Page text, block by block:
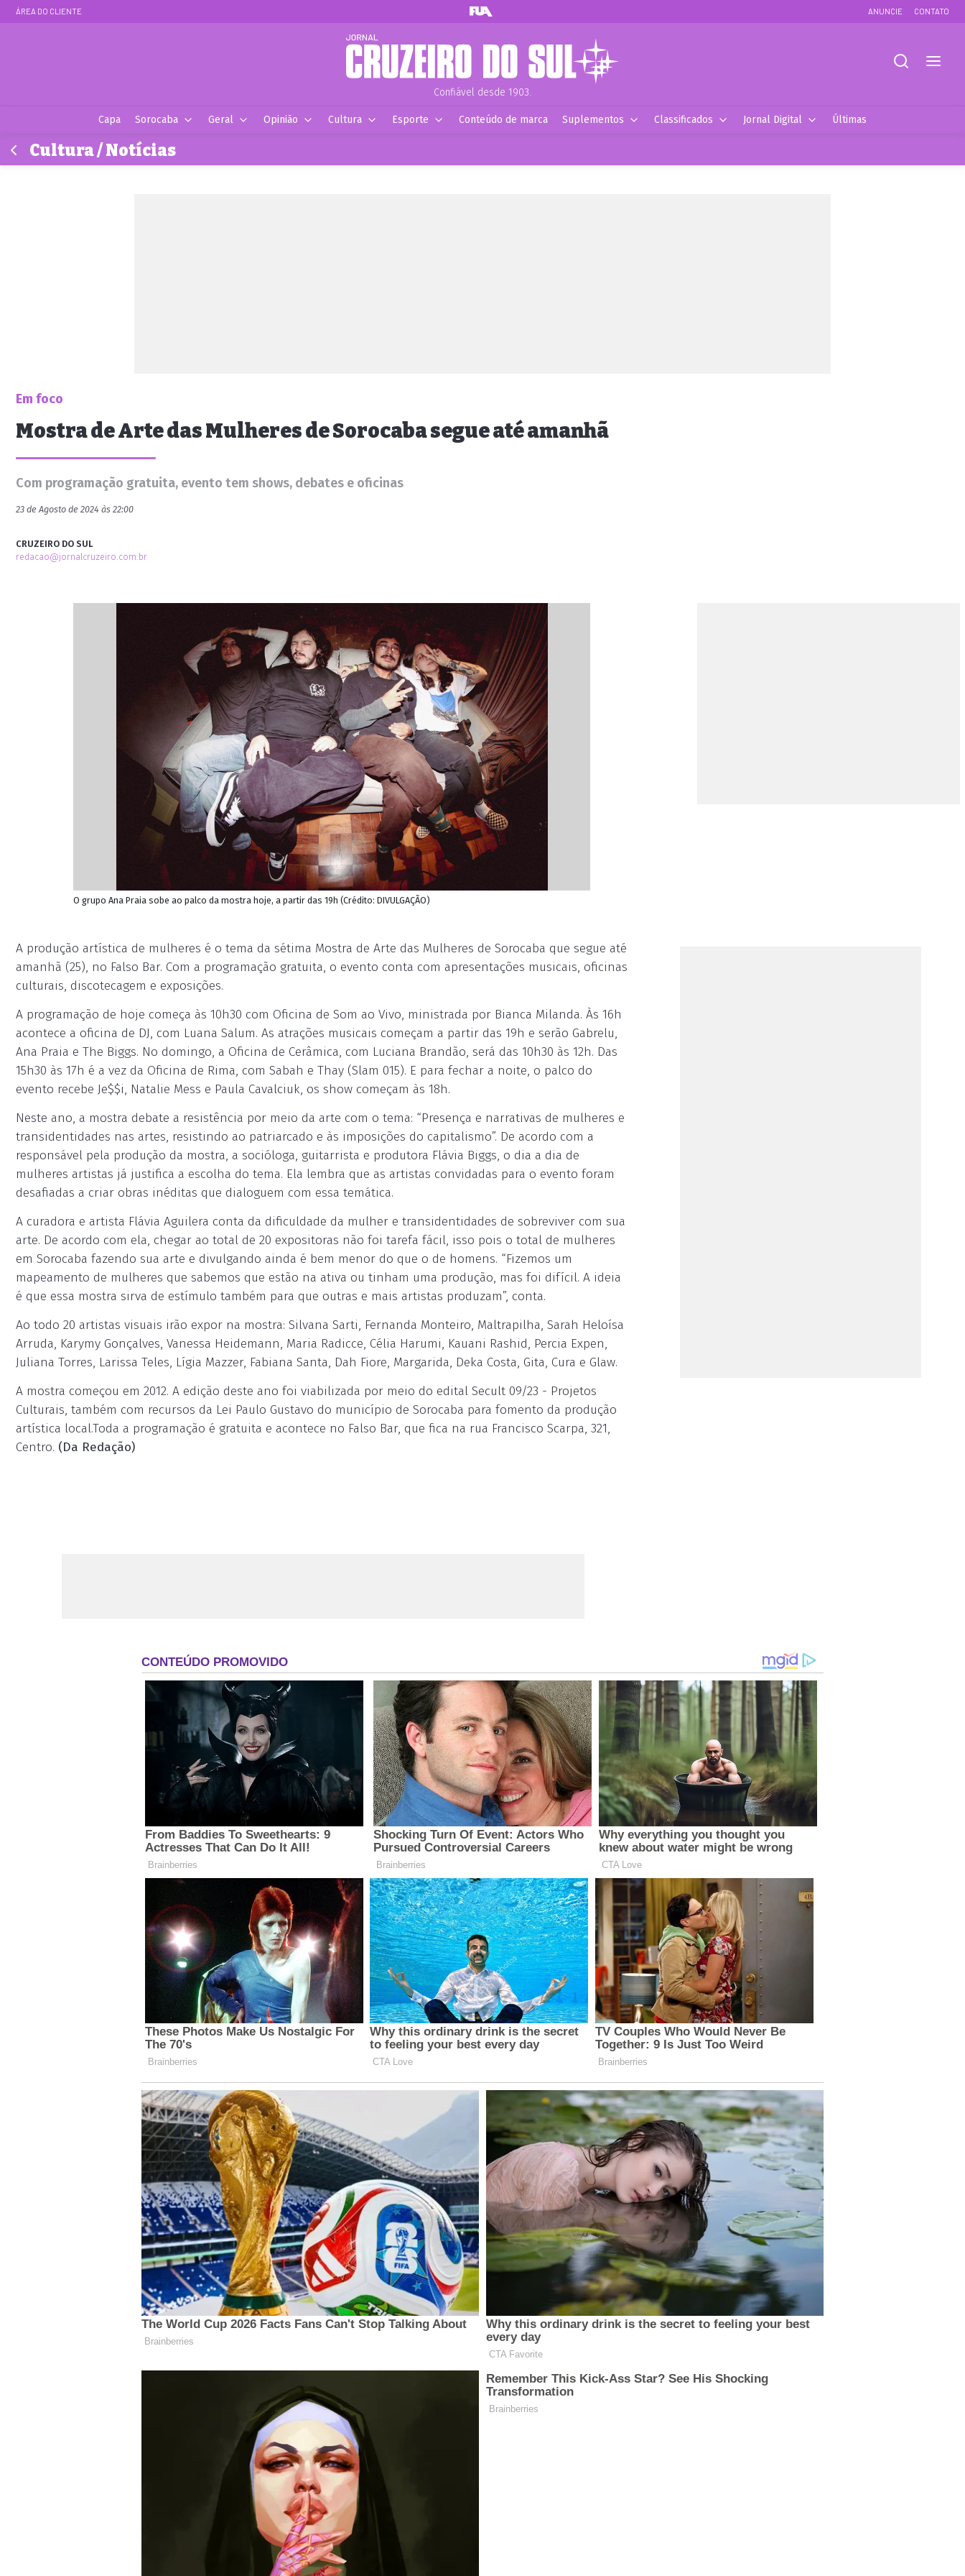
ÁREA DO CLIENTE ANUNCIE CONTATO
Confiável desde 1903.
Capa Sorocaba Geral Opinião Cultura Esporte Conteúdo de marca Suplementos Classificados Jornal Digital Últimas
Cultura / Notícias
Em foco
Mostra de Arte das Mulheres de Sorocaba segue até amanhã
Com programação gratuita, evento tem shows, debates e oficinas
23 de Agosto de 2024 às 22:00
CRUZEIRO DO SUL
redacao@jornalcruzeiro.com.br
O grupo Ana Praia sobe ao palco da mostra hoje, a partir das 19h (Crédito: DIVULGAÇÃO)
A produção artística de mulheres é o tema da sétima Mostra de Arte das Mulheres de Sorocaba que segue até
amanhã (25), no Falso Bar. Com a programação gratuita, o evento conta com apresentações musicais, oficinas
culturais, discotecagem e exposições.
A programação de hoje começa às 10h30 com Oficina de Som ao Vivo, ministrada por Bianca Milanda. Às 16h
acontece a oficina de DJ, com Luana Salum. As atrações musicais começam a partir das 19h e serão Gabrelu,
Ana Praia e The Biggs. No domingo, a Oficina de Cerâmica, com Luciana Brandão, será das 10h30 às 12h. Das
15h30 às 17h é a vez da Oficina de Rima, com Sabah e Thay (Slam 015). E para fechar a noite, o palco do
evento recebe Je$$i, Natalie Mess e Paula Cavalciuk, os show começam às 18h.
Neste ano, a mostra debate a resistência por meio da arte com o tema: “Presença e narrativas de mulheres e
transidentidades nas artes, resistindo ao patriarcado e às imposições do capitalismo”. De acordo com a
responsável pela produção da mostra, a socióloga, guitarrista e produtora Flávia Biggs, o dia a dia de
mulheres artistas já justifica a escolha do tema. Ela lembra que as artistas convidadas para o evento foram
desafiadas a criar obras inéditas que dialoguem com essa temática.
A curadora e artista Flávia Aguilera conta da dificuldade da mulher e transidentidades de sobreviver com sua
arte. De acordo com ela, chegar ao total de 20 expositoras não foi tarefa fácil, isso pois o total de mulheres
em Sorocaba fazendo sua arte e divulgando ainda é bem menor do que o de homens. “Fizemos um
mapeamento de mulheres que sabemos que estão na ativa ou tinham uma produção, mas foi difícil. A ideia
é que essa mostra sirva de estímulo também para que outras e mais artistas produzam”, conta.
Ao todo 20 artistas visuais irão expor na mostra: Silvana Sarti, Fernanda Monteiro, Maltrapilha, Sarah Heloísa
Arruda, Karymy Gonçalves, Vanessa Heidemann, Maria Radicce, Célia Harumi, Kauani Rashid, Percia Expen,
Juliana Torres, Larissa Teles, Lígia Mazzer, Fabiana Santa, Dah Fiore, Margarida, Deka Costa, Gita, Cura e Glaw.
A mostra começou em 2012. A edição deste ano foi viabilizada por meio do edital Secult 09/23 - Projetos
Culturais, também com recursos da Lei Paulo Gustavo do município de Sorocaba para fomento da produção
artística local.Toda a programação é gratuita e acontece no Falso Bar, que fica na rua Francisco Scarpa, 321,
Centro. (Da Redação)